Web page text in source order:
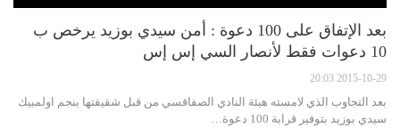
بعد الإتفاق على 100 دعوة : أمن سيدي بوزيد يرخص ب
10 دعوات فقط لأنصار السي إس إس
2015-10-29 20:03
بعد التجاوب الذي لامسته هيئة النادي الصفاقسي من قبل شقيقتها بنجم اولمبيك
سيدي بوزيد بتوفير قرابة 100 دعوة…